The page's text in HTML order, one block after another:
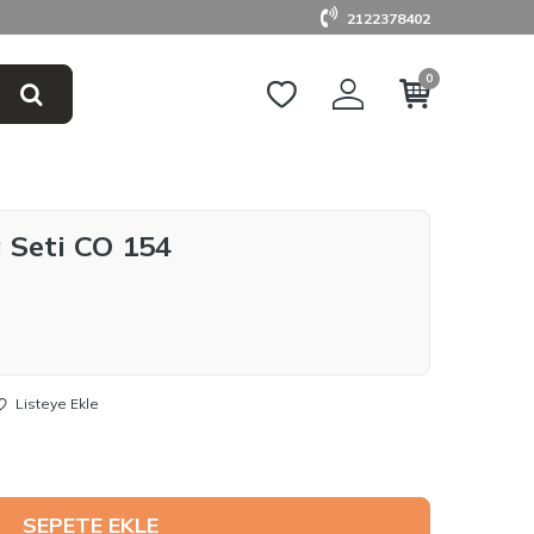
2122378402
0
CO 154
Listeye Ekle
SEPETE EKLE